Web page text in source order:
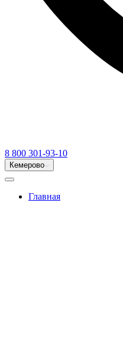
8 800 301-93-10
Кемерово
Главная